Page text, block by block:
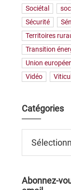
Sociétal
Sécurité
Territoires
Transition
Union
Vidéo
Catégories
Abonnez-